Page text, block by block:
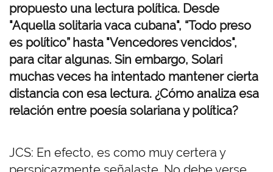
propuesto una lectura política. Desde
"Aquella solitaria vaca cubana", “Todo preso
es político” hasta "Vencedores vencidos",
para citar algunas. Sin embargo, Solari
muchas veces ha intentado mantener cierta
distancia con esa lectura. ¿Cómo analiza esa
relación entre poesía solariana y política?
JCS: En efecto, es como muy certera y